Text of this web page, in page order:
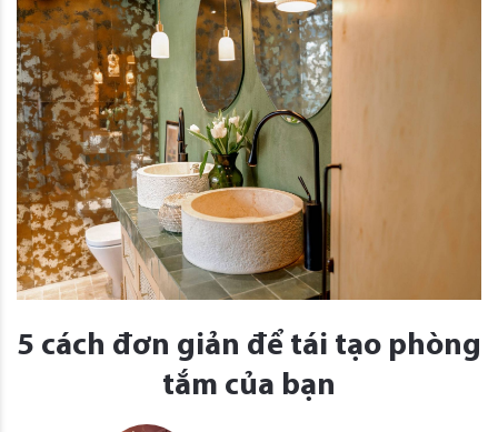
5 cách đơn giản để tái tạo phòng
tắm của bạn